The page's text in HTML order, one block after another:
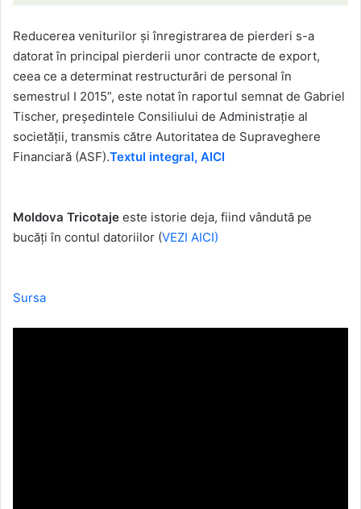
Reducerea veniturilor şi înregistrarea de pierderi s-a
datorat în principal pierderii unor contracte de export,
ceea ce a determinat restructurări de personal în
semestrul I 2015”, este notat în raportul semnat de Gabriel
Tischer, preşedintele Consiliului de Administraţie al
societăţii, transmis către Autoritatea de Supraveghere
Financiară (ASF).Textul integral, AICI
Moldova Tricotaje este istorie deja, fiind vândută pe
bucăţi în contul datoriilor (VEZI AICI)
Sursa